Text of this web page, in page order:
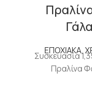
ΕΠΟΧΙΑΚΑ,
Συσκευασία
Πραλίνα